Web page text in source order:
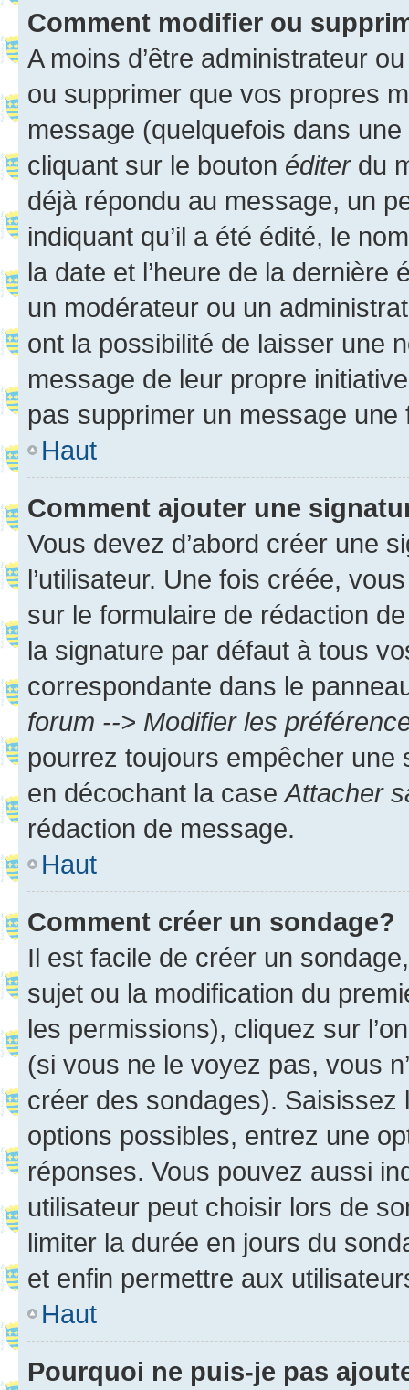
Comment modifier ou
A moins d’être administrateur
ou supprimer que vos propres
message (quelquefois dans
cliquant sur le bouton éditerdu
déjà répondu au message, un
indiquant qu’il a été édité, le
la date et l’heure de la dernière
un modérateur ou un
ont la possibilité de laisser une
message de leur propre
pas supprimer un message une
Haut
Comment ajouter une
Vous devez d’abord créer une
l’utilisateur. Une fois créée,
sur le formulaire de rédaction
la signature par défaut à tous
correspondante dans le
forum --> Modifier les
pourrez toujours empêcher une
en décochant la case Attacher
rédaction de message.
Haut
Comment créer un sondage?
Il est facile de créer un
sujet ou la modification du
les permissions), cliquez sur
(si vous ne le voyez pas, vous
créer des sondages).
options possibles, entrez une
réponses. Vous pouvez aussi
utilisateur peut choisir lors de
limiter la durée en jours du
et enfin permettre aux
Haut
Pourquoi ne puis-je pas